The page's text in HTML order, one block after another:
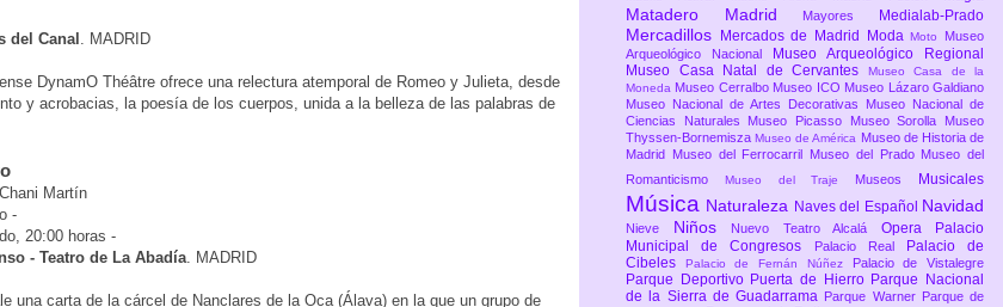
del Canal
. MADRID
DynamO Théâtre ofrece una relectura atemporal de Romeo y Julieta, desde
y acrobacias, la poesía de los cuerpos, unida a la belleza de las palabras de
Martín
-
20:00 horas -
- Teatro de La Abadía . MADRID
una carta de la cárcel de Nanclares de la Oca (Álava) en la que un grupo de
Matadero Madrid Mayores Medialab-Prado
Mercadillos Mercados de Madrid ModaMoto Museo
Arqueológico Nacional
Museo Arqueológico Regional
Museo Casa Natal de Cervantes
Museo Casa de la
Moneda Museo Cerralbo Museo ICO Museo Lázaro Galdiano
Museo Nacional de Artes Decorativas Museo Nacional de
Ciencias Naturales Museo Picasso Museo Sorolla Museo
Thyssen-BornemiszaMuseo de América Museo de Historia de
Madrid
Museo del Ferrocarril Museo del Prado Museo del
Romanticismo
Museo del Traje Museos Musicales
Música Naturaleza Naves del Español Navidad
Nieve Niños Nuevo Teatro Alcalá Opera
Palacio
Municipal de Congresos
Palacio Real
Palacio de
Cibeles
Palacio de Fernán Núñez Palacio de Vistalegre
Parque Deportivo Puerta de Hierro Parque Nacional
de la Sierra de Guadarrama Parque Warner Parque de